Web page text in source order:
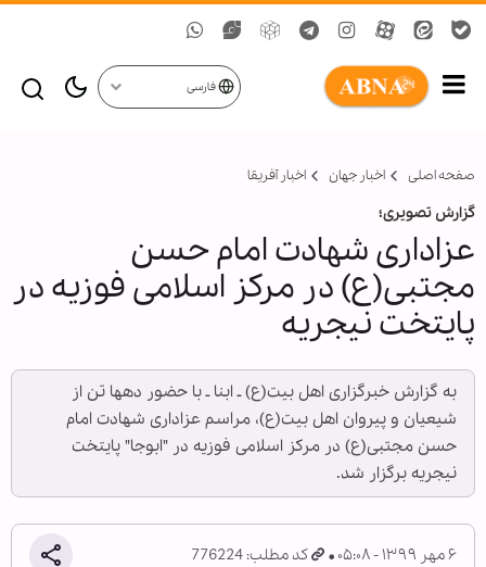
فارسی
صفحه اصلی اخبار جهان اخبار آفریقا
گزارش تصویری؛
عزاداری شهادت امام حسن
مجتبی(ع) در مرکز اسلامی فوزیه در
پایتخت نیجریه
به گزارش خبرگزاری اهل بیت(ع) ـ ابنا ـ با حضور دهها تن از
شیعیان و پیروان اهل بیت(ع)، مراسم عزاداری شهادت امام
حسن مجتبی(ع) در مرکز اسلامی فوزیه در "ابوجا" پایتخت
نیجریه برگزار شد.
۶ مهر ۱۳۹۹ - ۰۵:۰۸ کد مطلب: 776224